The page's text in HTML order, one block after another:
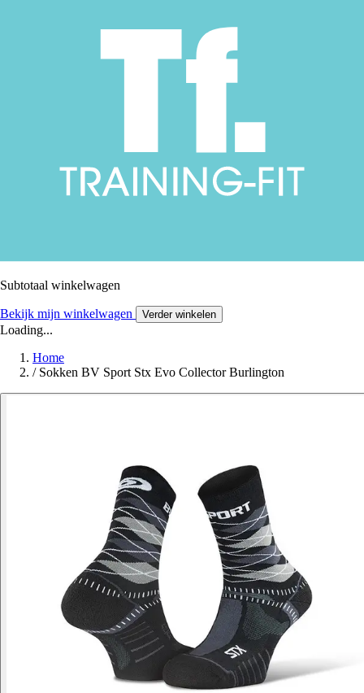
Subtotaal winkelwagen
Bekijk mijn winkelwagen Verder winkelen
Loading...
Home
/ Sokken BV Sport Stx Evo Collector Burlington